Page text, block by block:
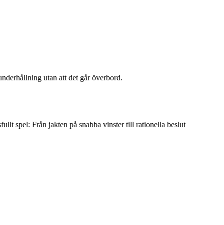
utan att det går överbord.
spel: Från jakten på snabba vinster till rationella beslut